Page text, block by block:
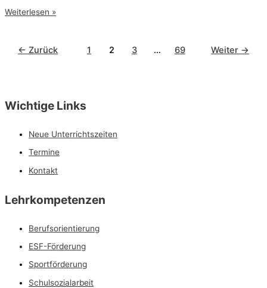
Röblinglauf
Weiterlesen »
← Zurück 1 2 3 … 69 Weiter →
Wichtige Links
Neue Unterrichtszeiten
Termine
Kontakt
Lehrkompetenzen
Berufsorientierung
ESF-Förderung
Sportförderung
Schulsozialarbeit